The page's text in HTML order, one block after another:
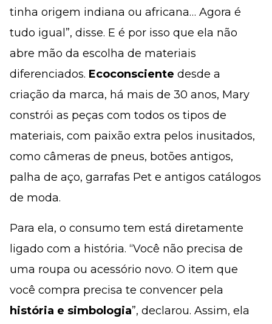
tinha origem indiana ou africana… Agora é
tudo igual”, disse. E é por isso que ela não
abre mão da escolha de materiais
diferenciados. Ecoconsciente desde a
criação da marca, há mais de 30 anos, Mary
constrói as peças com todos os tipos de
materiais, com paixão extra pelos inusitados,
como câmeras de pneus, botões antigos,
palha de aço, garrafas Pet e antigos catálogos
de moda.
Para ela, o consumo tem está diretamente
ligado com a história. “Você não precisa de
uma roupa ou acessório novo. O item que
você compra precisa te convencer pela
história e simbologia”, declarou. Assim, ela